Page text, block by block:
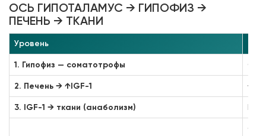
ОСЬ ГИПОТАЛАМУС → ГИПОФИЗ →
ПЕЧЕНЬ → ТКАНИ
Уровень
1. Гипофиз — соматотрофы
2. Печень → ↑IGF-1
3. IGF-1 → ткани (анаболизм)
GH